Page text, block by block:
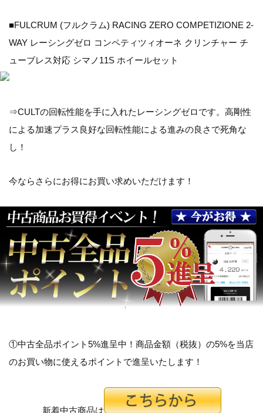
■FULCRUM (フルクラム) RACING ZERO COMPETIZIONE 2-
WAY レーシングゼロ コンペティツィオーネ クリンチャー チ
ューブレス対応 シマノ11S ホイールセット
⇒CULTの回転性能を手に入れたレーシングゼロです。高剛性
による加速プラス良好な回転性能による進みの良さで死角な
し！
今ならさらにお得にお買い求めいただけます！
①中古全品ポイント5%進呈中！商品金額（税抜）の5%を当店
のお買い物に使えるポイントで進呈いたします！
新着中古商品は